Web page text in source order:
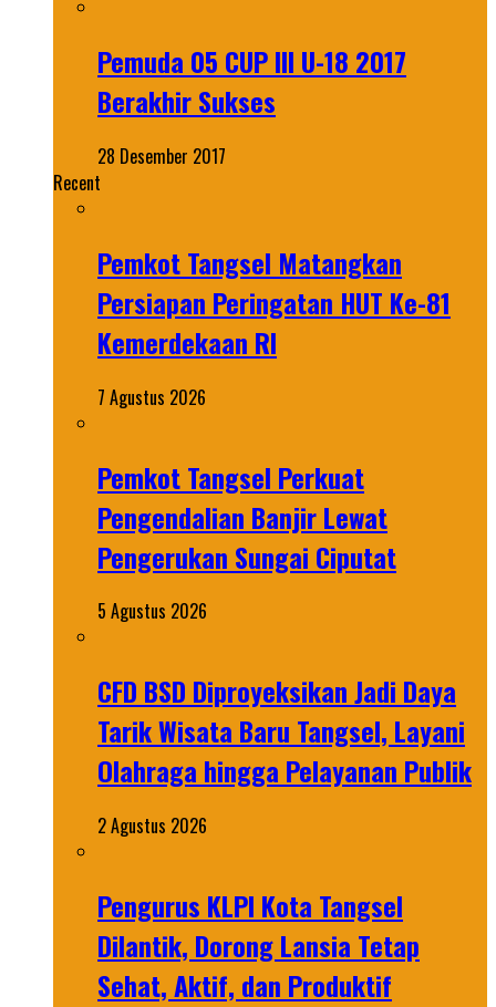
Pemuda 05 CUP III U-18 2017
Berakhir Sukses
28 Desember 2017
Recent
Pemkot Tangsel Matangkan
Persiapan Peringatan HUT Ke-81
Kemerdekaan RI
7 Agustus 2026
Pemkot Tangsel Perkuat
Pengendalian Banjir Lewat
Pengerukan Sungai Ciputat
5 Agustus 2026
CFD BSD Diproyeksikan Jadi Daya
Tarik Wisata Baru Tangsel, Layani
Olahraga hingga Pelayanan Publik
2 Agustus 2026
Pengurus KLPI Kota Tangsel
Dilantik, Dorong Lansia Tetap
Sehat, Aktif, dan Produktif